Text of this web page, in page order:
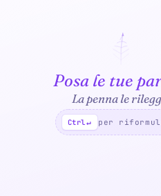
Posa le tue
La penna le
Ctrl↵ per